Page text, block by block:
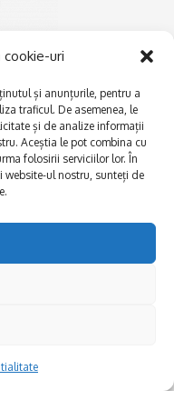
uri
și anunțurile, pentru a
traficul. De asemenea, le
și de analize informații
Aceștia le pot combina cu
folosirii serviciilor lor. În
website-ul nostru, sunteți de
și meșteșuguri
Drum cu Ada